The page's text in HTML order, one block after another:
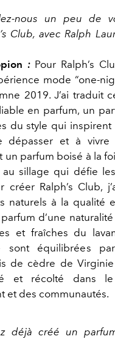
nous un peu de
Club, avec Ralph
: Pour Ralph’s
mode “one-
2019. J’ai traduit
en parfum, un
du style qui inspirent
dépasser et à
un parfum boisé à la
au sillage qui défie
créer Ralph’s Club,
naturels à la qualité
d’une
et fraîches du
sont équilibrées
de cèdre de
et récolté dans
et des communautés.
déjà créé un